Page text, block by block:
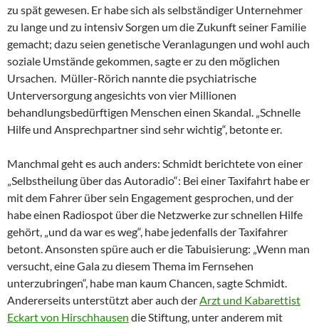
zu spät gewesen. Er habe sich als selbständiger Unternehmer
zu lange und zu intensiv Sorgen um die Zukunft seiner Familie
gemacht; dazu seien genetische Veranlagungen und wohl auch
soziale Umstände gekommen, sagte er zu den möglichen
Ursachen. Müller-Rörich nannte die psychiatrische
Unterversorgung angesichts von vier Millionen
behandlungsbedürftigen Menschen einen Skandal. „Schnelle
Hilfe und Ansprechpartner sind sehr wichtig“, betonte er.
Manchmal geht es auch anders: Schmidt berichtete von einer
„Selbstheilung über das Autoradio“: Bei einer Taxifahrt habe er
mit dem Fahrer über sein Engagement gesprochen, und der
habe einen Radiospot über die Netzwerke zur schnellen Hilfe
gehört, „und da war es weg“, habe jedenfalls der Taxifahrer
betont. Ansonsten spüre auch er die Tabuisierung: „Wenn man
versucht, eine Gala zu diesem Thema im Fernsehen
unterzubringen“, habe man kaum Chancen, sagte Schmidt.
Andererseits unterstützt aber auch derArzt und Kabarettist
Eckart von Hirschhausen die Stiftung, unter anderem mit